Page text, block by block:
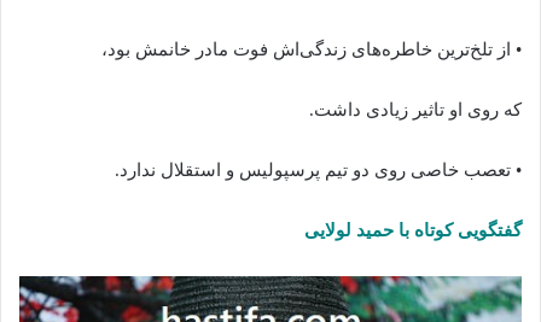
• از تلخ‌ترین خاطره‌های زندگی‌اش فوت مادر خانمش بود،
که روی او تاثیر زیادی داشت.
• تعصب خاصی روی دو تیم پرسپولیس و استقلال ندارد.
گفتگویی کوتاه با حمید لولایی